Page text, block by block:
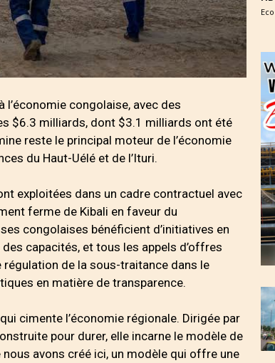
congolaise, avec des
$6.3 milliards, dont $3.1 milliards ont été
reste le principal moteur de l’économie
du Haut-Uélé et de l’Ituri.
exploitées dans un cadre contractuel avec
ferme de Kibali en faveur du
congolaises bénéficient d’initiatives en
capacités, et tous les appels d’offres
de la sous-traitance dans le
en matière de transparence.
cimente l’économie régionale. Dirigée par
pour durer, elle incarne le modèle de
avons créé ici, un modèle qui offre une